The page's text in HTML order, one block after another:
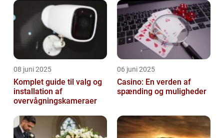
08 juni 2025
Komplet guide til valg og
installation af
overvågningskameraer
06 juni 2025
Casino: En verden af
spænding og muligheder